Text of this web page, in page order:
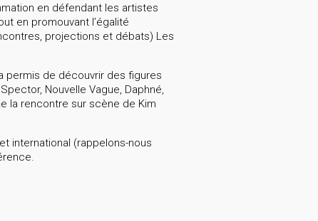
en défendant les artistes
en promouvant l’égalité
projections et débats) Les
permis de découvrir des figures
Nouvelle Vague, Daphné,
la rencontre sur scène de Kim
international (rappelons-nous